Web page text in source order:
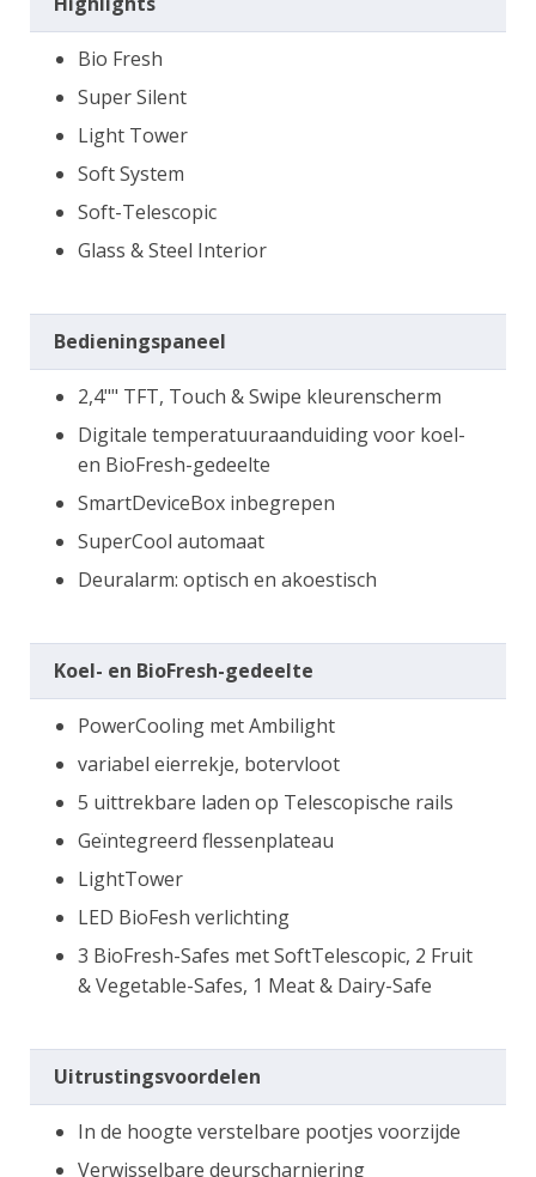
Bio Fresh
Super Silent
Light Tower
Soft System
Soft-Telescopic
Glass & Steel Interior
Bedieningspaneel
2,4"" TFT, Touch & Swipe kleurenscherm
Digitale temperatuuraanduiding voor koel-
en BioFresh-gedeelte
SmartDeviceBox inbegrepen
SuperCool automaat
Deuralarm: optisch en akoestisch
Koel- en BioFresh-gedeelte
PowerCooling met Ambilight
variabel eierrekje, botervloot
5 uittrekbare laden op Telescopische rails
Geïntegreerd flessenplateau
LightTower
LED BioFesh verlichting
3 BioFresh-Safes met SoftTelescopic, 2 Fruit
& Vegetable-Safes, 1 Meat & Dairy-Safe
Uitrustingsvoordelen
In de hoogte verstelbare pootjes voorzijde
Verwisselbare deurscharniering